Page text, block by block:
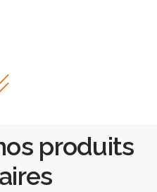
produits